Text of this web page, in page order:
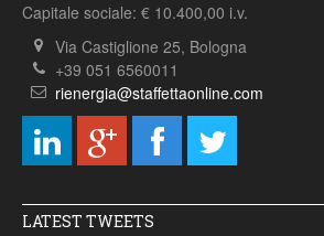
Capitale sociale: € 10.400,00 i.v.
Via Castiglione 25, Bologna
+39 051 6560011
rienergia@staffettaonline.com
LATEST TWEETS